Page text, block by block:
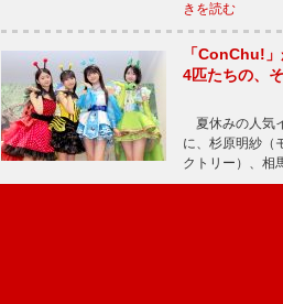
きを読む
「ConChu!
4匹たちの、
夏休みの人気
に、杉原明紗（
クトリー）、相